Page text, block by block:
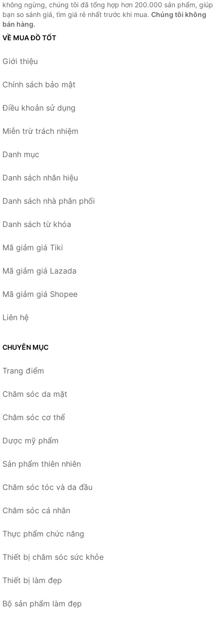
không ngừng, chúng tôi đã tổng hợp hơn 200.000 sản phẩm, giúp
bạn so sánh giá, tìm giá rẻ nhất trước khi mua. Chúng tôi không
bán hàng.
VỀ MUA ĐỒ TỐT
Giới thiệu
Chính sách bảo mật
Điều khoản sử dụng
Miễn trừ trách nhiệm
Danh mục
Danh sách nhãn hiệu
Danh sách nhà phân phối
Danh sách từ khóa
Mã giảm giá Tiki
Mã giảm giá Lazada
Mã giảm giá Shopee
Liên hệ
CHUYÊN MỤC
Trang điểm
Chăm sóc da mặt
Chăm sóc cơ thể
Dược mỹ phẩm
Sản phẩm thiên nhiên
Chăm sóc tóc và da đầu
Chăm sóc cá nhân
Thực phẩm chức năng
Thiết bị chăm sóc sức khỏe
Thiết bị làm đẹp
Bộ sản phẩm làm đẹp